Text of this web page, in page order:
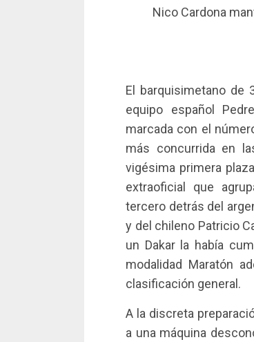
Nico Cardona
El barquisimetano de
equipo español
marcada con el
más concurrida en
vigésima primera
extraoficial que
tercero detrás del
y del chileno Patricio
un Dakar la había
modalidad Maratón
clasificación general.
A la discreta
a una máquina